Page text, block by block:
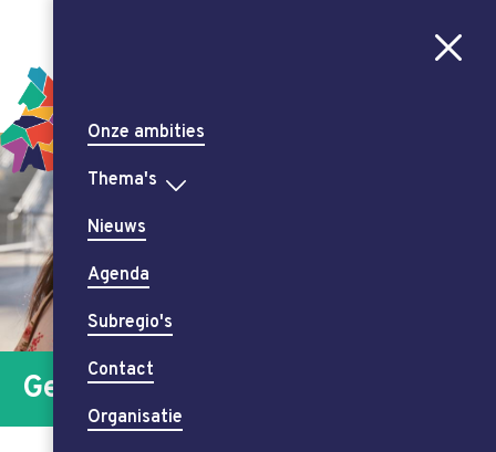
Gezonde generatie
Onze ambities
Thema's
Nieuws
Agenda
Subregio's
Contact
Organisatie